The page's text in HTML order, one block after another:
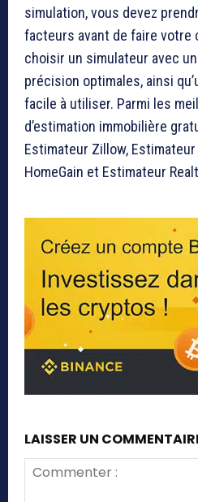
simulation, vous devez
facteurs avant de faire votre
choisir un simulateur avec
précision optimales, ainsi
facile à utiliser. Parmi les
d’estimation immobilière
Estimateur Zillow,
HomeGain et Estimateur
LAISSER UN